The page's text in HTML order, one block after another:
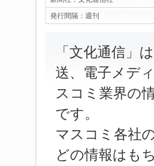
発行間隔： 週刊
「文化通信」
送、電子メデ
スコミ業界の
です。
マスコミ各社
どの情報はも